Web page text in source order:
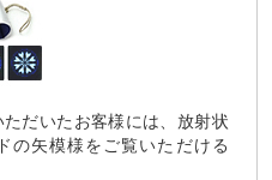
だいたお客様には、放射状
の矢模様をご覧いただける